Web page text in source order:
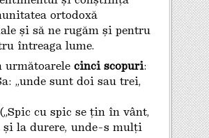
ortodoxă
și să ne rugăm și pentru
întreaga lume.
următoarele cinci scopuri:
„unde sunt doi sau trei,
cu spic se țin în vânt,
la durere, unde-s mulți